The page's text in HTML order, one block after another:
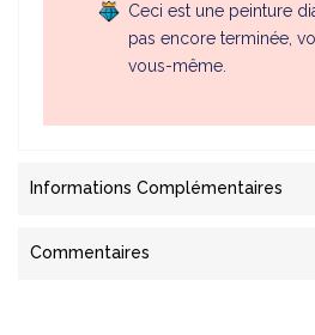
Ceci est une peinture
pas encore terminée,
vous-même.
Informations Complémentaires
Commentaires